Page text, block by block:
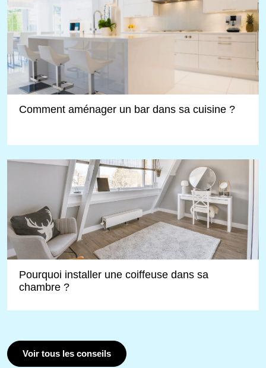
Comment aménager un bar dans sa cuisine ?
Pourquoi installer une coiffeuse dans sa
chambre ?
Voir tous les conseils